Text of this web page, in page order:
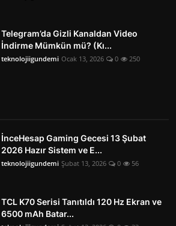
Telegram’da Gizli Kanaldan Video
İndirme Mümkün mü? (Kı...
teknolojiigundemi Ocak 13, 2026 0 250
İnceHesap Gaming Gecesi 13 Şubat
2026 Hazır Sistem ve E...
teknolojiigundemi Şubat 13, 2026 0 56
TCL K70 Serisi Tanıtıldı 120 Hz Ekran ve
6500 mAh Batar...